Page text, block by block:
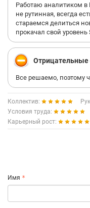
Работаю аналитиком в
не рутинная, всегда
стараемся делиться
прокачал свой уровень
Отрицательные
Все решаемо, поэтому
Коллектив:
Условия труда:
Карьерный рост:
Имя